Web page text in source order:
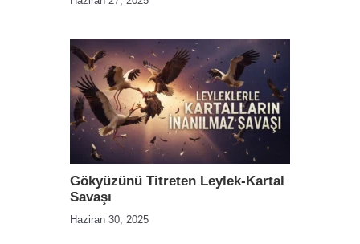
Gökyüzünü Titreten Leylek-Kartal
Savaşı
Haziran 30, 2025